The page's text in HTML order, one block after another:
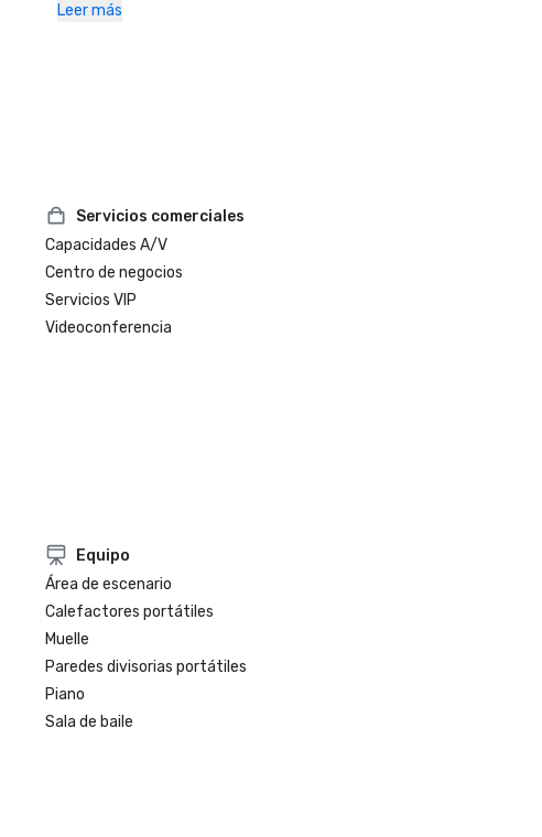
Mejor spa de día | Lo mejor del valle 2025 de Silicon Valley de
Leer más
Servicios comerciales
Capacidades A/V
Centro de negocios
Servicios VIP
Videoconferencia
Equipo
Área de escenario
Calefactores portátiles
Muelle
Paredes divisorias portátiles
Piano
Sala de baile